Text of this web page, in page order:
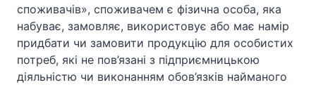
споживачів», споживачем є фізична особа, яка
набуває, замовляє, використовує або має намір
придбати чи замовити продукцію для особистих
потреб, які не пов’язані з підприємницькою
діяльністю чи виконанням обов’язків найманого